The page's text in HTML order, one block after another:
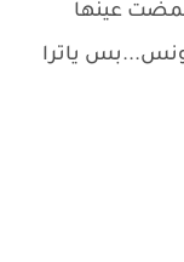
عينها
ياترا